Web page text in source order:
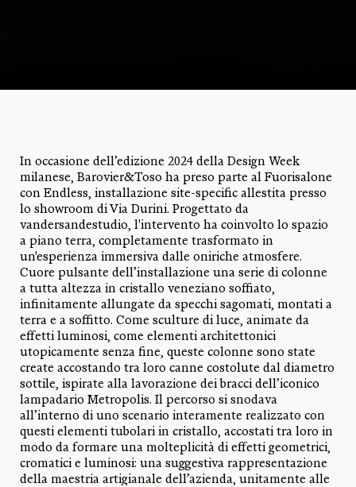
In occasione dell’edizione 2024 della Design Week
milanese, Barovier&Toso ha preso parte al Fuorisalone
con Endless, installazione site-specific allestita presso
lo showroom di Via Durini. Progettato da
vandersandestudio, l'intervento ha coinvolto lo spazio
a piano terra, completamente trasformato in
un'esperienza immersiva dalle oniriche atmosfere.
Cuore pulsante dell’installazione una serie di colonne
a tutta altezza in cristallo veneziano soffiato,
infinitamente allungate da specchi sagomati, montati a
terra e a soffitto. Come sculture di luce, animate da
effetti luminosi, come elementi architettonici
utopicamente senza fine, queste colonne sono state
create accostando tra loro canne costolute dal diametro
sottile, ispirate alla lavorazione dei bracci dell’iconico
lampadario Metropolis. Il percorso si snodava
all’interno di uno scenario interamente realizzato con
questi elementi tubolari in cristallo, accostati tra loro in
modo da formare una molteplicità di effetti geometrici,
cromatici e luminosi: una suggestiva rappresentazione
della maestria artigianale dell’azienda, unitamente alle